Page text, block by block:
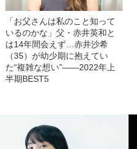
「お父さんは私のこと知って
いるのかな」父・赤井英和と
は14年間会えず…赤井沙希
（35）が幼少期に抱えてい
た“複雑な想い”――2022年上
半期BEST5